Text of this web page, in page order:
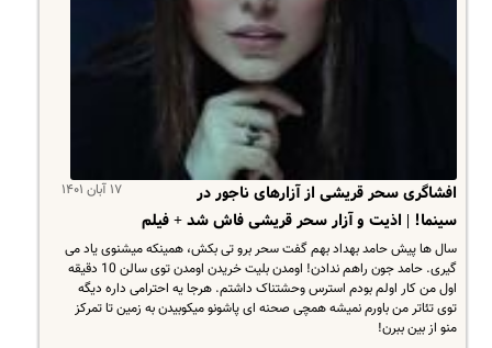
۱۷ آبان ۱۴۰۱
افشاگری سحر قریشی از آزارهای ناجور در
سینما! | اذیت و آزار سحر قریشی فاش شد + فیلم
سال ها پیش حامد بهداد بهم گفت سحر برو تی بکش، همینکه میشنوی یاد می
گیری. حامد جون راهم ندادن! اومدن بلیت خریدن اومدن توی سالن 10 دقیقه
اول من کار اولم بودم استرس وحشتناک داشتم. هرجا یه احترامی داره دیگه
توی تئاتر من باورم نمیشه همچی صحنه ای پاشونو میکوبیدن به زمین تا تمرکز
منو از بین ببرن!